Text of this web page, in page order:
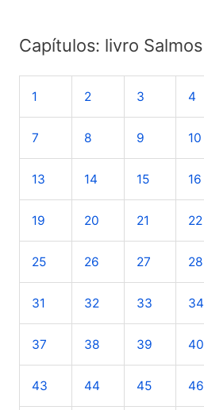
q
u
s
p
r
Capítulos: livro Salmos
1 2 3 4
7 8 9 10
13 14 15 16
19 20 21 22
25 26 27 28
31 32 33 34
37 38 39 40
43 44 45 46